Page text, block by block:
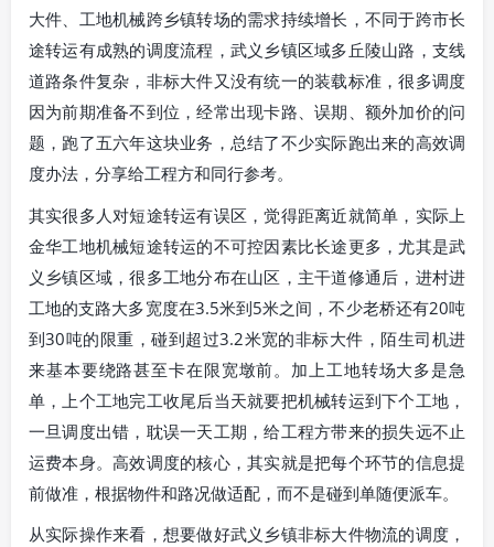
大件、工地机械跨乡镇转场的需求持续增长，不同于跨市长
途转运有成熟的调度流程，武义乡镇区域多丘陵山路，支线
道路条件复杂，非标大件又没有统一的装载标准，很多调度
因为前期准备不到位，经常出现卡路、误期、额外加价的问
题，跑了五六年这块业务，总结了不少实际跑出来的高效调
度办法，分享给工程方和同行参考。
其实很多人对短途转运有误区，觉得距离近就简单，实际上
金华工地机械短途转运的不可控因素比长途更多，尤其是武
义乡镇区域，很多工地分布在山区，主干道修通后，进村进
工地的支路大多宽度在3.5米到5米之间，不少老桥还有20吨
到30吨的限重，碰到超过3.2米宽的非标大件，陌生司机进
来基本要绕路甚至卡在限宽墩前。加上工地转场大多是急
单，上个工地完工收尾后当天就要把机械转运到下个工地，
一旦调度出错，耽误一天工期，给工程方带来的损失远不止
运费本身。高效调度的核心，其实就是把每个环节的信息提
前做准，根据物件和路况做适配，而不是碰到单随便派车。
从实际操作来看，想要做好武义乡镇非标大件物流的调度，